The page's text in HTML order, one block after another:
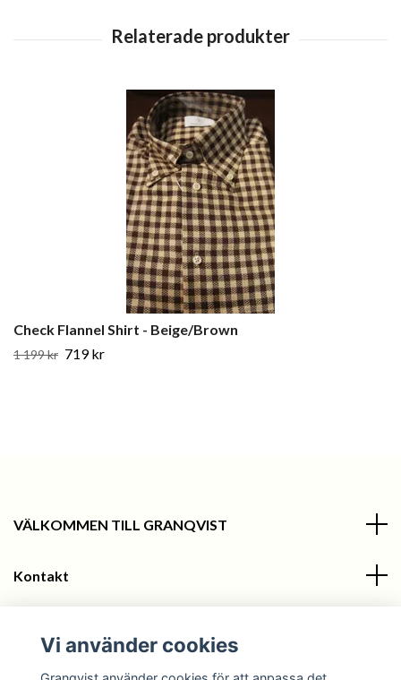
Check Flannel Shirt - Beige/Brown
1 199 kr 719 kr
VÄLKOMMEN TILL GRANQVIST
Kontakt
Vi använder cookies